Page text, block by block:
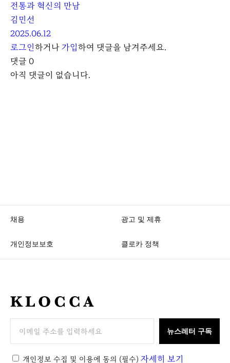
전통과 혁신의 만남
김민선
2025.06.12
로그인하거나가입하여 댓글을 남겨주세요.
댓글 0
아직 댓글이 없습니다.
채용 광고 및 제휴
개인정보보호 클로카 정책
K
C
뉴스레터 구독
개인정보 수집 및 이용에 동의 (필수) 자세히 보기